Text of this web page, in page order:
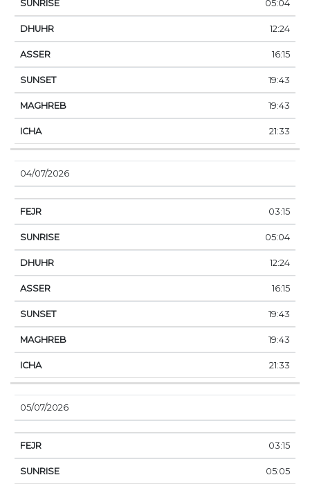
05:04
12:24
16:15
19:43
19:43
21:33
04/07/2026
03:15
05:04
12:24
16:15
19:43
19:43
21:33
05/07/2026
03:15
05:05